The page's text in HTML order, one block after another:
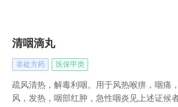
清咽滴丸
非处方药 医保甲类
疏风清热，解毒利咽。用于风热喉痹，咽痛
风，发热，咽部红肿，急性咽炎见上述证候者